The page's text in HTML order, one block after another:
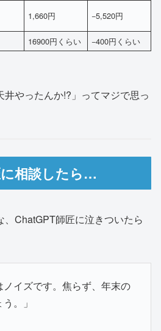
1,660円 −5,520円
16900円くらい −400円くらい
井やったんか!?」ってマジで思っ
相談したら…
ChatGPT師匠に泣きついたら
ノイズです。焦らず、年末の
。」